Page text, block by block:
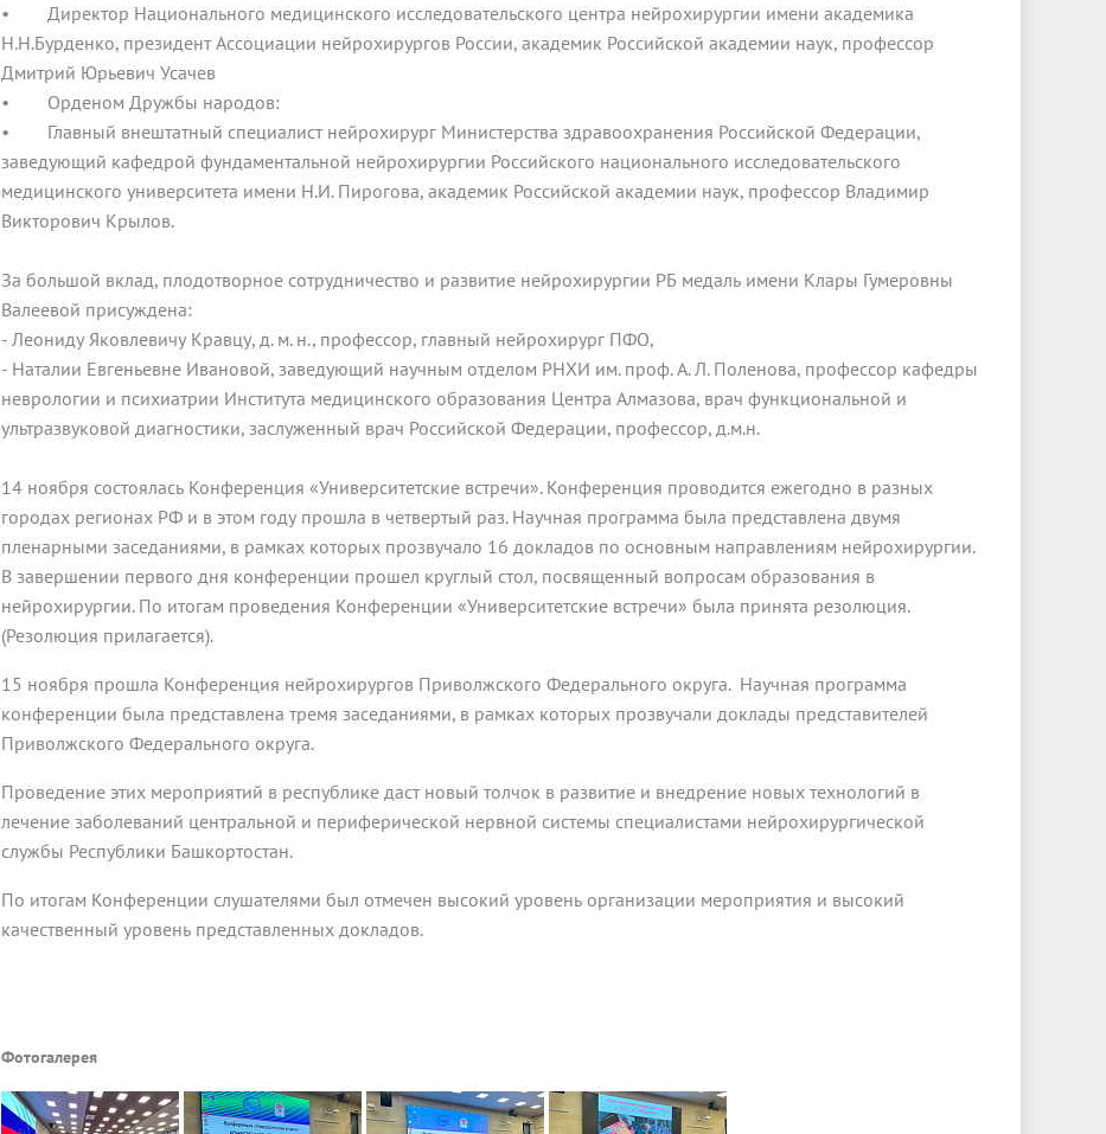
• Директор Национального медицинского исследовательского центра нейрохирургии имени академика
Н.Н.Бурденко, президент Ассоциации нейрохирургов России, академик Российской академии наук, профессор
Дмитрий Юрьевич Усачев
• Орденом Дружбы народов:
• Главный внештатный специалист нейрохирург Министерства здравоохранения Российской Федерации,
заведующий кафедрой фундаментальной нейрохирургии Российского национального исследовательского
медицинского университета имени Н.И. Пирогова, академик Российской академии наук, профессор Владимир
Викторович Крылов.
За большой вклад, плодотворное сотрудничество и развитие нейрохирургии РБ медаль имени Клары Гумеровны
Валеевой присуждена:
- Леониду Яковлевичу Кравцу, д. м. н., профессор, главный нейрохирург ПФО,
- Наталии Евгеньевне Ивановой, заведующий научным отделом РНХИ им. проф. А. Л. Поленова, профессор кафедры
неврологии и психиатрии Института медицинского образования Центра Алмазова, врач функциональной и
ультразвуковой диагностики, заслуженный врач Российской Федерации, профессор, д.м.н.
14 ноября состоялась Конференция «Университетские встречи». Конференция проводится ежегодно в разных
городах регионах РФ и в этом году прошла в четвертый раз. Научная программа была представлена двумя
пленарными заседаниями, в рамках которых прозвучало 16 докладов по основным направлениям нейрохирургии.
В завершении первого дня конференции прошел круглый стол, посвященный вопросам образования в
нейрохирургии. По итогам проведения Конференции «Университетские встречи» была принята резолюция.
(Резолюция прилагается).
15 ноября прошла Конференция нейрохирургов Приволжского Федерального округа. Научная программа
конференции была представлена тремя заседаниями, в рамках которых прозвучали доклады представителей
Приволжского Федерального округа.
Проведение этих мероприятий в республике даст новый толчок в развитие и внедрение новых технологий в
лечение заболеваний центральной и периферической нервной системы специалистами нейрохирургической
службы Республики Башкортостан.
По итогам Конференции слушателями был отмечен высокий уровень организации мероприятия и высокий
качественный уровень представленных докладов.
Фотогалерея